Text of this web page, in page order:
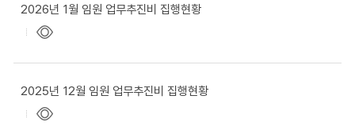
2026년 1월 임원 업무추진비 집행현황
2025년 12월 임원 업무추진비 집행현황